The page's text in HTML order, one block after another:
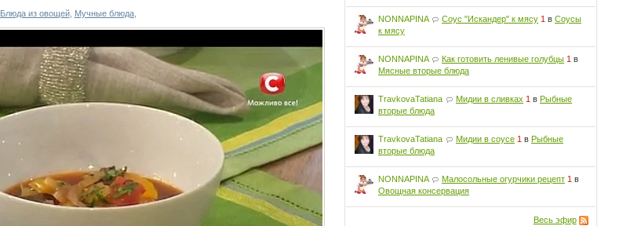
NONNAPINA Соус "Искандер" к мясу 1 вСоусы
к мясу
NONNAPINA Как готовить ленивые голубцы 1 в
Мясные вторые блюда
TravkovaTatiana Мидии в сливках 1 вРыбные
вторые блюда
TravkovaTatiana Мидии в соусе 1 вРыбные
вторые блюда
NONNAPINA Малосольные огурчики рецепт 1 в
Овощная консервация
Весь эфир
Блюда из овощей, Мучные блюда,